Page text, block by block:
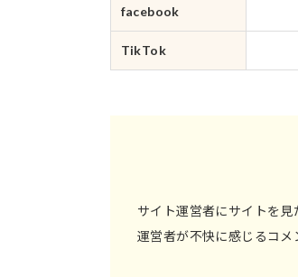
facebook
TikTok
サイト運営者にサイトを
運営者が不快に感じるコメ